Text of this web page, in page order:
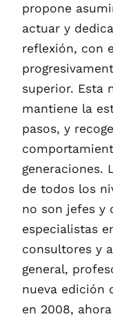
propone
actuar y
reflexión, con
superior. Esta
mantiene la
pasos, y
generaciones.
de todos los
no son jefes y
especialistas
consultores y
general,
nueva edición
en 2008,